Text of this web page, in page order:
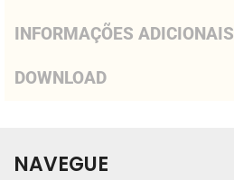
INFORMAÇÕES ADICIONAIS
DOWNLOAD
NAVEGUE